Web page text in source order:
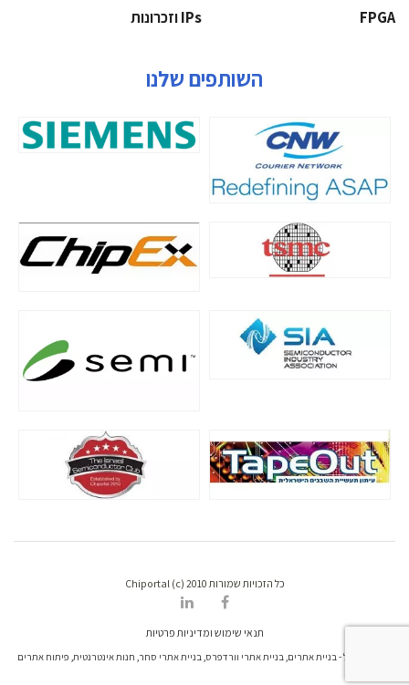
‫‪FPGA‬‬
השותפים שלנו
כל הזכויות שמורות Chiportal (c) 2010
תנאי שימוש ומדיניות פרטיות
דרונט דיגיטל - בניית אתרים, בניית אתרי וורדפרס, בניית אתרי סחר, חנות אינטרנטית, פיתוח אתרים